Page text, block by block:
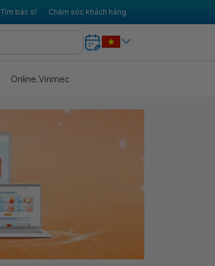
Tìm bác sĩ Chăm sóc khách hàng
Online.Vinmec